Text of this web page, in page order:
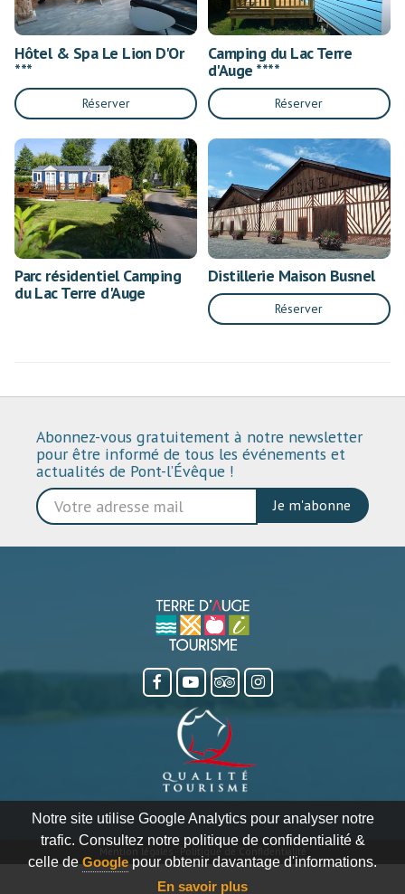
Notre site utilise Google Analytics pour analyser notre
trafic. Consultez notre politique de confidentialité &
celle de Google pour obtenir davantage d'informations.
En savoir plus
Hôtel & Spa Le Lion D'Or
***
Réserver
Camping du Lac Terre
d'Auge ****
Réserver
Parc résidentiel Camping
du Lac Terre d'Auge
Distillerie Maison Busnel
Réserver
Abonnez-vous gratuitement à notre newsletter
pour être informé de tous les événements et
actualités de Pont-l’Évêque !
Je m'abonne
Politique de Confidentialité